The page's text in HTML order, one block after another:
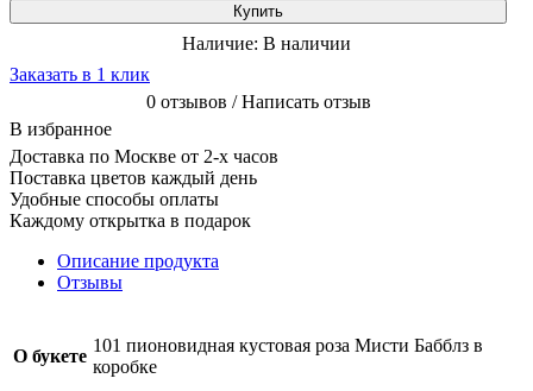
Купить
Наличие: В наличии
Заказать в 1 клик
0 отзывов / Написать отзыв
В избранное
Доставка по Москве от 2-х часов
Поставка цветов каждый день
Удобные способы оплаты
Каждому открытка в подарок
Описание продукта
Отзывы
О букете
101 пионовидная кустовая роза Мисти Бабблз в
коробке